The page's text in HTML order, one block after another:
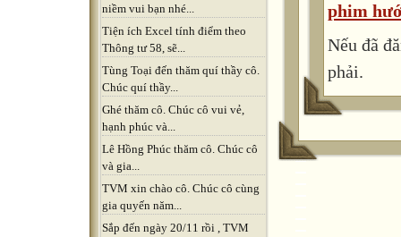
niềm vui bạn nhé...
Tiện ích Excel tính điểm theo
Thông tư 58, sẽ...
Tùng Toại đến thăm quí thầy cô.
Chúc quí thầy...
Ghé thăm cô. Chúc cô vui vẻ,
hạnh phúc và...
Lê Hồng Phúc thăm cô. Chúc cô
và gia...
TVM xin chào cô. Chúc cô cùng
gia quyến năm...
Sắp đến ngày 20/11 rồi , TVM
phim
Nếu đã
phải.